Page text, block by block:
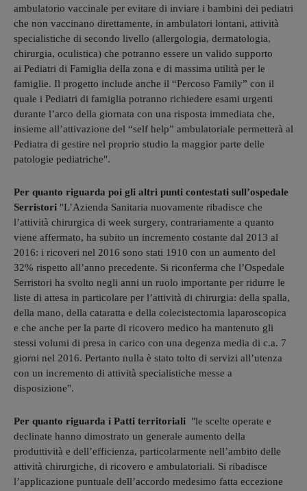
ambulatorio vaccinale per evitare di inviare i bambini dei pediatri
che non vaccinano direttamente, in ambulatori lontani, attività
specialistiche di secondo livello (allergologia, dermatologia,
chirurgia, oculistica) che potranno essere un valido supporto
ai Pediatri di Famiglia della zona e di massima utilità per le
famiglie. Il progetto include anche il “Percoso Family” con il
quale i Pediatri di famiglia potranno richiedere esami urgenti
durante l’arco della giornata con una risposta immediata che,
insieme all’attivazione del “self help” ambulatoriale permetterà al
Pediatra di gestire nel proprio studio la maggior parte delle
patologie pediatriche".
Per quanto riguarda poi gli altri punti contestati sull’ospedale
Serristori "L’Azienda Sanitaria nuovamente ribadisce che
l’attività chirurgica di week surgery, contrariamente a quanto
viene affermato, ha subito un incremento costante dal 2013 al
2016: i ricoveri nel 2016 sono stati 1910 con un aumento del
32% rispetto all’anno precedente. Si riconferma che l’Ospedale
Serristori ha svolto negli anni un ruolo importante per ridurre le
liste di attesa in particolare per l’attività di chirurgia: della spalla,
della mano, della cataratta e della colecistectomia laparoscopica
e che anche per la parte di ricovero medico ha mantenuto gli
stessi volumi di presa in carico con una degenza media di c.a. 7
giorni nel 2016. Pertanto nulla è stato tolto di servizi all’utenza
con un incremento di attività specialistiche messe a
disposizione".
Per quanto riguarda i Patti territoriali "le scelte operate e
declinate hanno dimostrato un generale aumento della
produttività e dell’efficienza, particolarmente nell’ambito delle
attività chirurgiche, di ricovero e ambulatoriali. Si ribadisce
l’applicazione puntuale dell’accordo medesimo fatta eccezione